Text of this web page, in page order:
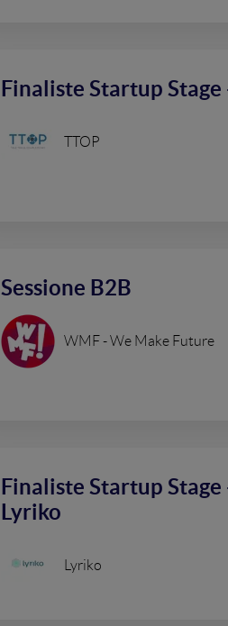
Finaliste Startup Stage
TTOP
Sessione B2B
WMF - We Make Future
Finaliste Startup Stage
Lyriko
Lyriko